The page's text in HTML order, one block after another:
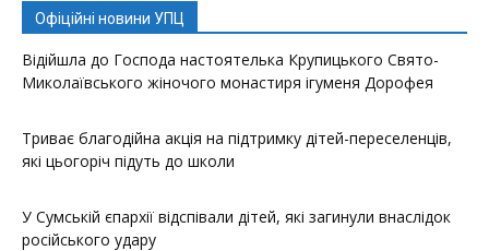
Офіційні новини УПЦ
Відійшла до Господа настоятелька Крупицького Свято-
Миколаївського жіночого монастиря ігуменя Дорофея
Триває благодійна акція на підтримку дітей-переселенців,
які цьогоріч підуть до школи
У Сумській єпархії відспівали дітей, які загинули внаслідок
російського удару